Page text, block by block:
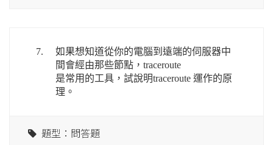
7.
如果想知道從你的電腦到遠端的伺服器中
間會經由那些節點，traceroute
是常用的工具，試說明traceroute 運作的原
理。
題型：問答題